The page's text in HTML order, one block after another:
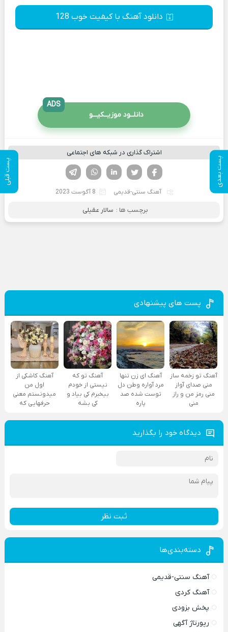
پست بعدی پست قبلی
دانلود آهنگ با کیفیت خوب 128
دانلــود موزیــکیـــو
ADS
اشتراک گذاری در شبکه های اجتماعی
لینکدین تویتر
فیسوک
آهنگ سنتی-قدیمی 8 آگوست 2023
برچسب ها : سالار عقیلی
پست های پیشنهادی
آهنگ تو زخمه ساز
منی صدای آواز
منی رمز من و راز
منی
آهنگ ای زن تنها
مرد آواره وطن دل
توست شده صد
پاره
آهنگ تو که
نیستی از خودم
بیخبرم کی بیاد و
کی بشه
آهنگ کاشکی از
اول من
میدونستم معنی
حرفهایی که
دیدگاه خود را بگذارید
ثبت نظر
دسته‌بندی‌ها
آهنگ سنتی-قدیمی
آهنگ کردی
پخش بزودی
رپورتاژ آگهی